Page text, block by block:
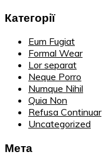
Категорії
Eum Fugiat
Formal Wear
Lor separat
Neque Porro
Numque Nihil
Quia Non
Refusa Continuar
Uncategorized
Мета